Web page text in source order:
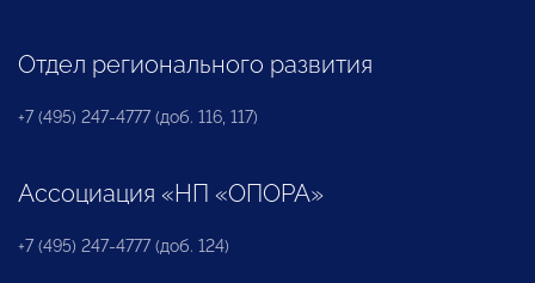
Отдел регионального развития
+7 (495) 247-4777 (доб. 116, 117)
Ассоциация «НП «ОПОРА»
+7 (495) 247-4777 (доб. 124)